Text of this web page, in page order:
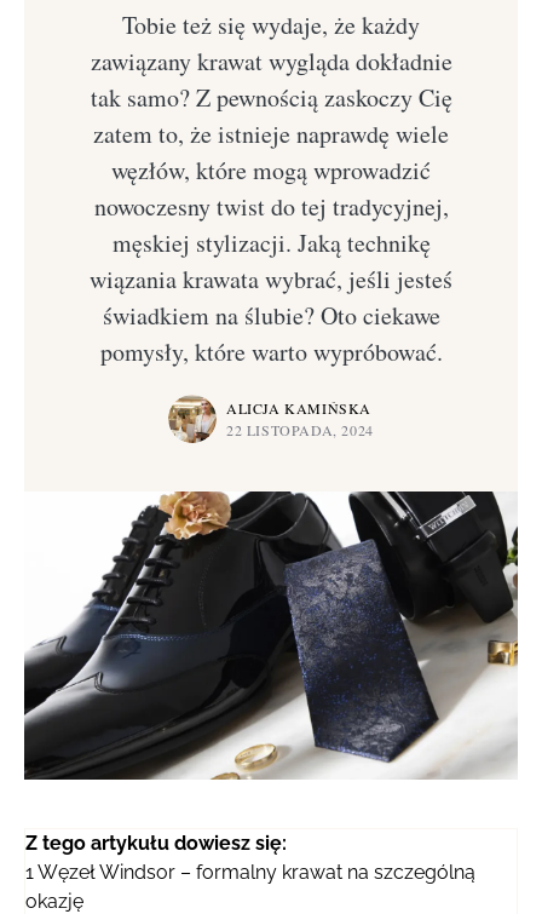
Tobie też się wydaje, że każdy
zawiązany krawat wygląda dokładnie
tak samo? Z pewnością zaskoczy Cię
zatem to, że istnieje naprawdę wiele
węzłów, które mogą wprowadzić
nowoczesny twist do tej tradycyjnej,
męskiej stylizacji. Jaką technikę
wiązania krawata wybrać, jeśli jesteś
świadkiem na ślubie? Oto ciekawe
pomysły, które warto wypróbować.
ALICJA KAMIŃSKA
22 LISTOPADA, 2024
Z tego artykułu dowiesz się:
1 Węzeł Windsor – formalny krawat na szczególną
okazję